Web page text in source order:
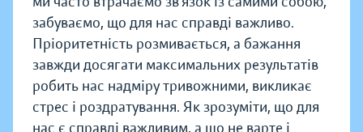
забуваємо, що для нас справді важливо.
Пріоритетність розмивається, а бажання
завжди досягати максимальних результатів
робить нас надміру тривожними, викликає
стрес і роздратування. Як зрозуміти, що для
нас є справді важливим, а що не варте і